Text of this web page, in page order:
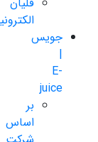
جویس
|
E-
juice
بر
اساس